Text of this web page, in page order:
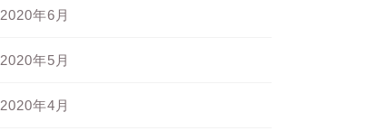
2020年6月
2020年5月
2020年4月